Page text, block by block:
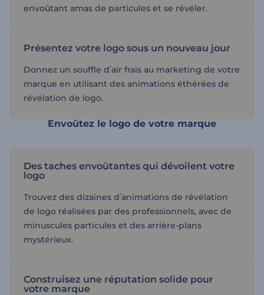
envoûtant amas de particules et se révéler.
Présentez votre logo sous un nouveau jour
Donnez un souffle d՛air frais au marketing de votre
marque en utilisant des animations éthérées de
révélation de logo.
Envoûtez le logo de votre marque
Des taches envoûtantes qui dévoilent votre
logo
Trouvez des dizaines d՛animations de révélation
de logo réalisées par des professionnels, avec de
minuscules particules et des arrière-plans
mystérieux.
Construisez une réputation solide pour
votre marque